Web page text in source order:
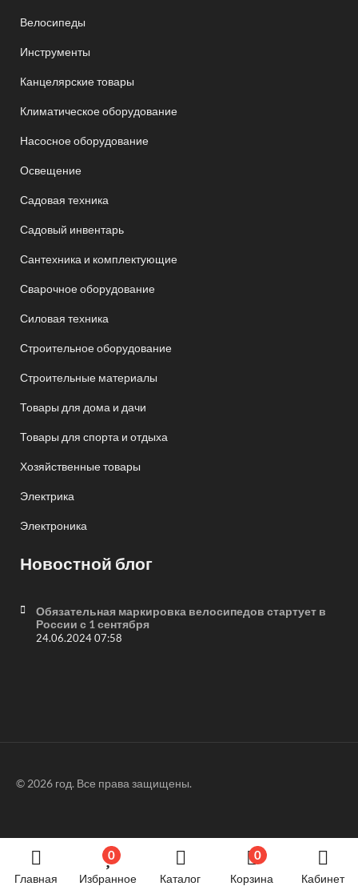
Главная
0
Избранное Каталог
0
Корзина Кабинет
Велосипеды
Инструменты
Канцелярские товары
Климатическое оборудование
Насосное оборудование
Освещение
Садовая техника
Садовый инвентарь
Сантехника и комплектующие
Сварочное оборудование
Силовая техника
Строительное оборудование
Строительные материалы
Товары для дома и дачи
Товары для спорта и отдыха
Хозяйственные товары
Электрика
Электроника
Новостной блог
Обязательная маркировка велосипедов стартует в
России с 1 сентября
24.06.2024 07:58
© 2026 год. Все права защищены.